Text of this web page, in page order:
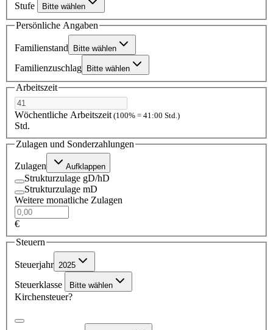
Stufe Bitte wählen
Persönliche Angaben
Familienstand Bitte wählen
Familienzuschlag Bitte wählen
Arbeitszeit
Wöchentliche Arbeitszeit (100% = 41:00 Std.)
Std.
Zulagen und Sonderzahlungen
Zulagen Aufklappen
Strukturzulage gD/hD
Strukturzulage mD
Weitere monatliche Zulagen
€
Steuern
Steuerjahr 2025
Steuerklasse Bitte wählen
Kirchensteuer?